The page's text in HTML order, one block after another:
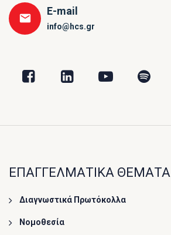
E-mail
info@hcs.gr
ΕΠΑΓΓΕΛΜΑΤΙΚΑ ΘΕΜΑΤΑ
Διαγνωστικά Πρωτόκολλα
Νομοθεσία